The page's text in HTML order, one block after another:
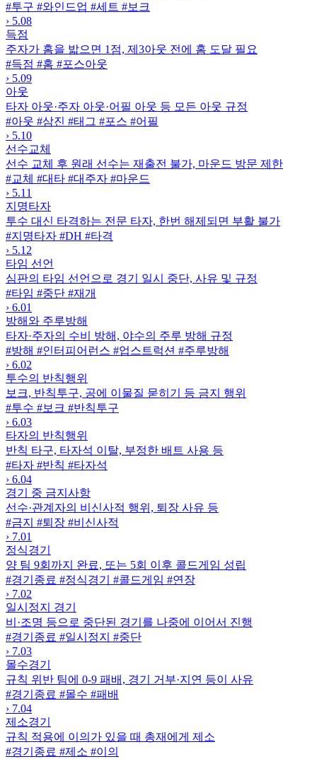
#투구 #와인드업 #세트 #보크
› 5.08
득점
주자가 홈을 밟으면 1점, 제3아웃 전에 홈 도달 필요
#득점 #홈 #포스아웃
› 5.09
아웃
타자 아웃·주자 아웃·어필 아웃 등 모든 아웃 규정
#아웃 #삼진 #태그 #포스 #어필
› 5.10
선수교체
선수 교체 후 원래 선수는 재출전 불가, 마운드 방문 제한
#교체 #대타 #대주자 #마운드
› 5.11
지명타자
투수 대신 타격하는 전문 타자, 한번 해제되면 부활 불가
#지명타자 #DH #타격
› 5.12
타임 선언
심판의 타임 선언으로 경기 일시 중단, 사유 및 규정
#타임 #중단 #재개
› 6.01
방해와 주루방해
타자·주자의 수비 방해, 야수의 주루 방해 규정
#방해 #인터피어런스 #업스트럭션 #주루방해
› 6.02
투수의 반칙행위
보크, 반칙투구, 공에 이물질 묻히기 등 금지 행위
#투수 #보크 #반칙투구
› 6.03
타자의 반칙행위
반칙 타구, 타자석 이탈, 부정한 배트 사용 등
#타자 #반칙 #타자석
› 6.04
경기 중 금지사항
선수·관계자의 비신사적 행위, 퇴장 사유 등
#금지 #퇴장 #비신사적
› 7.01
정식경기
양 팀 9회까지 완료, 또는 5회 이후 콜드게임 성립
#경기종료 #정식경기 #콜드게임 #연장
› 7.02
일시정지 경기
비·조명 등으로 중단된 경기를 나중에 이어서 진행
#경기종료 #일시정지 #중단
› 7.03
몰수경기
규칙 위반 팀에 0-9 패배, 경기 거부·지연 등이 사유
#경기종료 #몰수 #패배
› 7.04
제소경기
규칙 적용에 이의가 있을 때 총재에게 제소
#경기종료 #제소 #이의